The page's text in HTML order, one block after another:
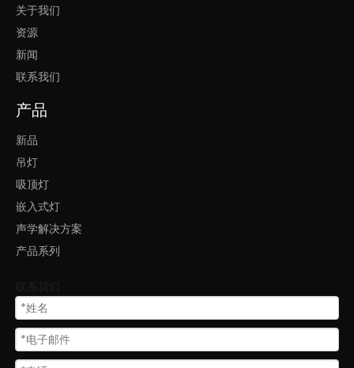
圆形装饰灯
吊灯LED
关于我们
资源
新闻
联系我们
产品
新品
吊灯
吸顶灯
嵌入式灯
声学解决方案
产品系列